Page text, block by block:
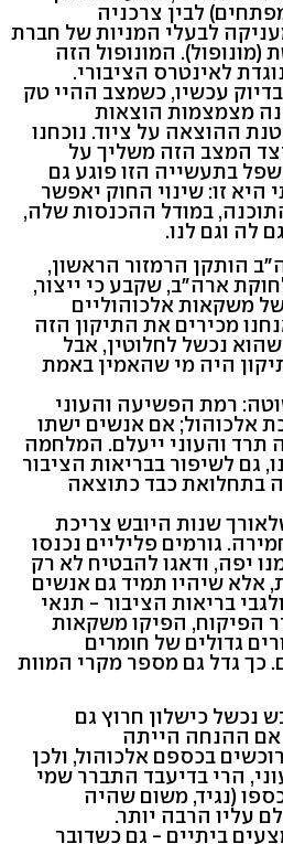
לבין צרכניה
לבעלי המניות של חברת
המונופול הזה
לאינטרס הציבורי.
עכשיו, כשמצב ההיי טק
מצמצמות הוצאות
ההוצאה על ציוד. נוכחנו
המצב הזה משליך על
בתעשייה הזו פוגע גם
זו: שינוי החוק יאפשר
במודל ההכנסות שלה,
לה וגם לנו.
בארה"ב הותקן הרמזור הראשון,
גם התיקון ה-18 לחוקת ארה"ב, שקבע כי ייצור,
משקאות אלכוהוליים
מכירים את התיקון הזה
נכשל לחלוטין, אבל
היה מי שהאמין באמת
רמת הפשיעה והעוני
אלכוהול; אם אנשים ישתו
תרד והעוני ייעלם. המלחמה
גם לשיפור בבריאות הציבור
בתחלואת כבד כתוצאה
שנות היובש צריכת
גורמים פליליים נכנסו
יפה, ודאגו להבטיח לא רק
אלא שיהיו תמיד גם אנשים
בריאות הציבור - תנאי
הפיקוח, הפיקו משקאות
גדולים של חומרים
כך גדל גם מספר מקרי המוות
נכשל כישלון חרוץ גם
אם ההנחה הייתה
בכספם אלכוהול, ולכן
הרי בדיעבד התברר שמי
(נגיד, משום שהיה
עליו הרבה יותר.
ביתיים - גם כשדובר